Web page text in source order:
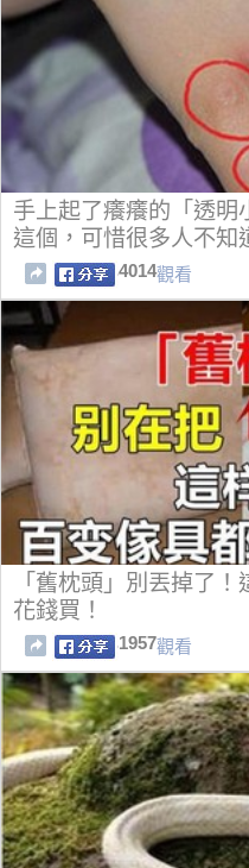
手上起了癢癢的「透明
這個，可惜很多人不知
4014觀看
「舊枕頭」別丟掉了
花錢買！
1957觀看